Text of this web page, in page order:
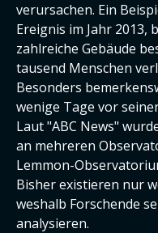
verursachen. Ein
Ereignis im Jahr 2013,
zahlreiche Gebäude
tausend Menschen
Besonders
wenige Tage vor
Laut "ABC News"
an mehreren
Lemmon-
Bisher existieren nur
weshalb Forschende
analysieren.